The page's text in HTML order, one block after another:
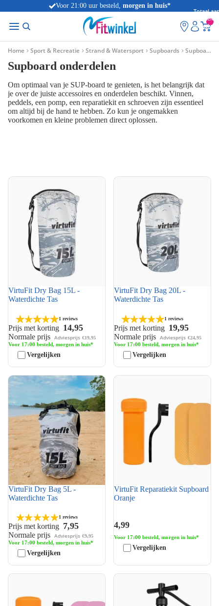
Voor 21:00 uur besteld, morgen in huis*
Totaal
0
Home Sport & Recreatie Strand & Watersport Supboards Supboard onderdelen
Supboard onderdelen
Om optimaal van je SUP-board te genieten, is het belangrijk dat
je over de juiste accessoires en onderdelen beschikt. Vinnen,
peddels, een pomp, een reparatiekit en schroeven zijn essentieel
om altijd bij de hand te hebben. Zo kun je ongemakken
voorkomen en kleine problemen direct oplossen.
VirtuFit Dry Bag 15L -
Waterdichte Tas
VirtuFit Dry Bag 15L -
Waterdichte Tas
1 reviews
Prijs met korting 14,95
Normale prijs Adviesprijs €19,95
Voor 17:00 besteld, morgen in huis*
Vergelijken
VirtuFit Dry Bag 20L -
VirtuFit Dry Bag 20L -
Waterdichte Tas
1 reviews
Prijs met korting 19,95
Normale prijs Adviesprijs €24,95
Voor 17:00 besteld, morgen in huis*
Vergelijken
VirtuFit Dry Bag 5L -
VirtuFit Dry Bag 5L -
Waterdichte Tas
1 reviews
Prijs met korting 7,95
Normale prijs Adviesprijs €9,95
Voor 17:00 besteld, morgen in huis*
Vergelijken
VirtuFit Reparatiekit Supboard
VirtuFit Reparatiekit Supboard
Oranje
4,99
Voor 17:00 besteld, morgen in huis*
Vergelijken
VirtuFit Reparatiekit Supboard
VirtuFit Single Action Pomp